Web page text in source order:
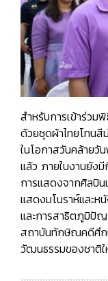
สำหรับการเข้าร่วม
ด้วยชุดผ้าไทยโทนสี
ในโอกาสวันคล้ายวั
แล้ว ภายในงานยัง
การแสดงจากศิลปิ
แสดงมโนราห์และห
และการสาธิตภูมิปั
สถาบันทักษิณคดีศึก
วัฒนธรรมของชาติใ